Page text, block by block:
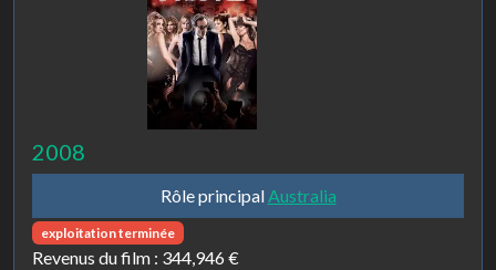
2008
Rôle principal Australia
exploitation terminée
Revenus du film : 344,946 €